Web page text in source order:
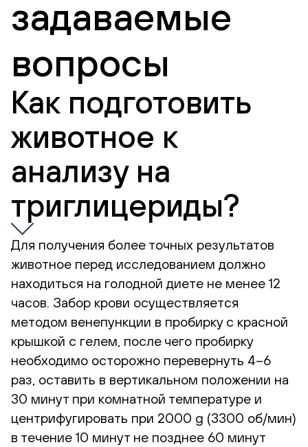
задаваемые
вопросы
Как подготовить
животное к
анализу на
триглицериды?
Для получения более точных результатов
животное перед исследованием должно
находиться на голодной диете не менее 12
часов. Забор крови осуществляется
методом венепункции в пробирку с красной
крышкой с гелем, после чего пробирку
необходимо осторожно перевернуть 4–6
раз, оставить в вертикальном положении на
30 минут при комнатной температуре и
центрифугировать при 2000 g (3300 об/мин)
в течение 10 минут не позднее 60 минут